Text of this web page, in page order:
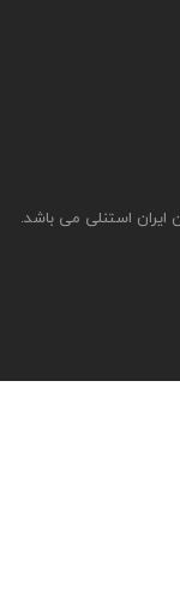
ایران استنلی می باشد.